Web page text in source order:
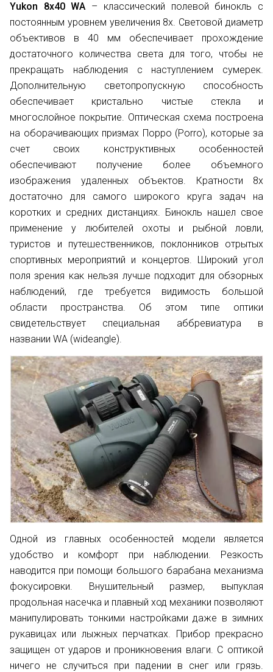
Yukon 8х40 WA – классический полевой бинокль с
постоянным уровнем увеличения 8х. Световой диаметр
объективов в 40 мм обеспечивает прохождение
достаточного количества света для того, чтобы не
прекращать наблюдения с наступлением сумерек.
Дополнительную светопропускную способность
обеспечивает кристально чистые стекла и
многослойное покрытие. Оптическая схема построена
на оборачивающих призмах Порро (Porro), которые за
счет своих конструктивных особенностей
обеспечивают получение более объемного
изображения удаленных объектов. Кратности 8х
достаточно для самого широкого круга задач на
коротких и средних дистанциях. Бинокль нашел свое
применение у любителей охоты и рыбной ловли,
туристов и путешественников, поклонников отрытых
спортивных мероприятий и концертов. Широкий угол
поля зрения как нельзя лучше подходит для обзорных
наблюдений, где требуется видимость большой
области пространства. Об этом типе оптики
свидетельствует специальная аббревиатура в
названии WA (wideangle).
Одной из главных особенностей модели является
удобство и комфорт при наблюдении. Резкость
наводится при помощи большого барабана механизма
фокусировки. Внушительный размер, выпуклая
продольная насечка и плавный ход механики позволяют
манипулировать тонкими настройками даже в зимних
рукавицах или лыжных перчатках. Прибор прекрасно
защищен от ударов и проникновения влаги. С оптикой
ничего не случиться при падении в снег или грязь.